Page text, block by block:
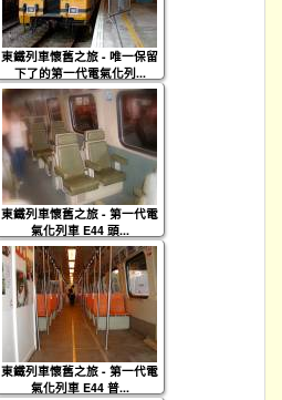
東鐵列車懷舊之旅 - 唯一保留
下了的第一代電氣化列...
東鐵列車懷舊之旅 - 第一代電
氣化列車 E44 頭...
東鐵列車懷舊之旅 - 第一代電
氣化列車 E44 普...